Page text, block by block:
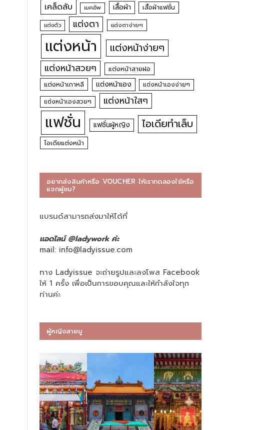
เคล็ดลับ เมคอัพ เสื้อผ้า เสื้อผ้าแฟชั่น
แต่งตัว แต่งตา แต่งตาง่ายๆ
แต่งหน้า แต่งหน้าง่ายๆ
แต่งหน้าสวยๆ
แต่งหน้าสายฝอ
แต่งหน้าเกาหลี
แต่งหน้าเอง
แต่งหน้าเองง่ายๆ
แต่งหน้าเองสวยๆ
แต่งหน้าใสๆ
แฟชั่น แฟชั่นผู้หญิง ไอเดียทำเล็บ
ไอเดียแต่งหน้า
อยากส่งสินค้าหรือ VOUCHER ให้เราทดลองใช้หรือ
แจกผู้ชม?
แบรนด์สามารถส่งมาให้ได้ที่
แอดไลน์ @ladywork ค่ะ
mail: info@ladyissue.com
ทาง Ladyissue จะถ่ายรูปและลงโพส Facebook
ให้ 1 ครั้ง เพื่อเป็นการขอบคุณและให้กำลังใจทุก
ท่านค่ะ
ผู้หญิงสายมู